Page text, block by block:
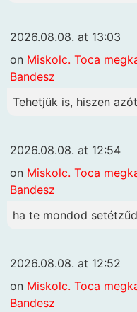
2026.08.08. at 13:03
on Miskolc. Toca
Bandesz
Tehetjük is, hiszen
2026.08.08. at 12:54
on Miskolc. Toca
Bandesz
ha te mondod
2026.08.08. at 12:52
on Miskolc. Toca
Bandesz